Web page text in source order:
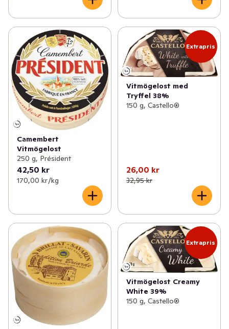
Camembert
Vitmögelost
250 g, Président
42,50 kr
170,00 kr /kg
Extrapris
Vitmögelost med
Tryffel 38%
150 g, Castello®
26,00 kr
32,95 kr
Extrapris
Vitmögelost Creamy
White 39%
150 g, Castello®